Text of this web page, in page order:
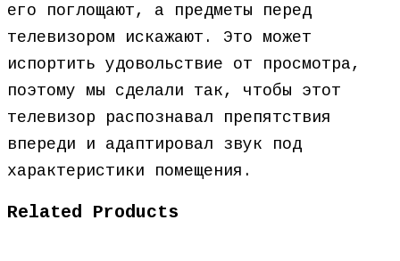
его поглощают, а предметы перед
телевизором искажают. Это может
испортить удовольствие от просмотра,
поэтому мы сделали так, чтобы этот
телевизор распознавал препятствия
впереди и адаптировал звук под
характеристики помещения.
Related Products